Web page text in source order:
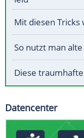
Mit diesen
So nutzt man
Diese
Datencenter